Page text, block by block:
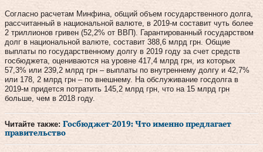
Согласно расчетам Минфина, общий объем государственного долга,
рассчитанный в национальной валюте, в 2019-м составит чуть более
2 триллионов гривен (52,2% от ВВП). Гарантированный государством
долг в национальной валюте, составит 388,6 млрд грн. Общие
выплаты по государственному долгу в 2019 году за счет средств
госбюджета, оцениваются на уровне 417,4 млрд грн, из которых
57,3% или 239,2 млрд грн – выплаты по внутреннему долгу и 42,7%
или 178, 2 млрд грн – по внешнему. На обслуживание госдолга в
2019-м придется потратить 145,2 млрд грн, что на 15 млрд грн
больше, чем в 2018 году.
Читайте также: Госбюджет-2019: Что именно предлагает
правительство